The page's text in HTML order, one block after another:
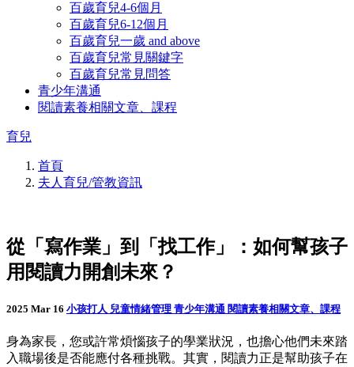
百歲育兒4-6個月
百歲育兒6-12個月
百歲育兒一歲 and above
百歲育兒常見關鍵字
百歲育兒常見問答
青少年溝通
閱讀素養相關文章、課程
育兒
首頁
夫人育兒/管教資訊
從「寫作業」到「找工作」：如何幫孩子
用閱讀力開創未來？
2025 Mar 16 小孩打人 兒童情緒管理 青少年溝通 閱讀素養相關文章、課程
身為家長，您或許常煩惱孩子的學業狀況，也擔心他們未來踏
入職場後是否能應付各種挑戰。其實，閱讀力正是幫助孩子在